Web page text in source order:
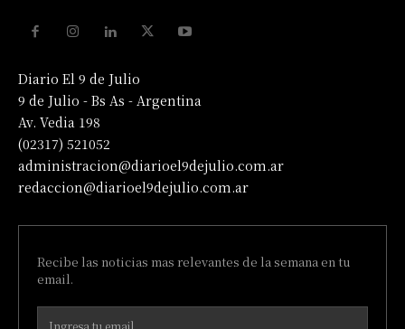
Diario El 9 de Julio
9 de Julio - Bs As - Argentina
Av. Vedia 198
(02317) 521052
administracion@diarioel9dejulio.com.ar
redaccion@diarioel9dejulio.com.ar
Recibe las noticias mas relevantes de la semana en tu
email.